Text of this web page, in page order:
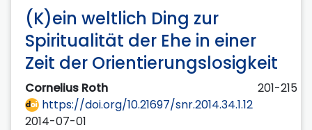
(K)ein weltlich Ding zur
Spiritualität der Ehe in einer
Zeit der Orientierungslosigkeit
Cornelius Roth
201-215
https://doi.org/10.21697/snr.2014.34.1.12
2014-07-01